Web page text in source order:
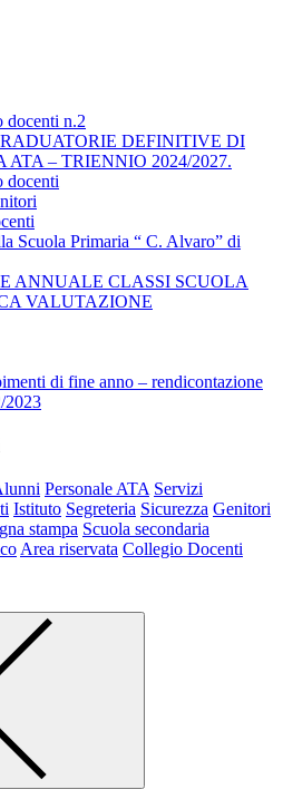
docenti n.2
DEFINITIVE DI
– TRIENNIO 2024/2027.
docenti
Scuola Primaria “ C. Alvaro” di
ANNUALE CLASSI SCUOLA
VALUTAZIONE
di fine anno – rendicontazione
2023
Personale ATA Servizi
Istituto Segreteria Sicurezza Genitori
stampa Scuola secondaria
Area riservata Collegio Docenti